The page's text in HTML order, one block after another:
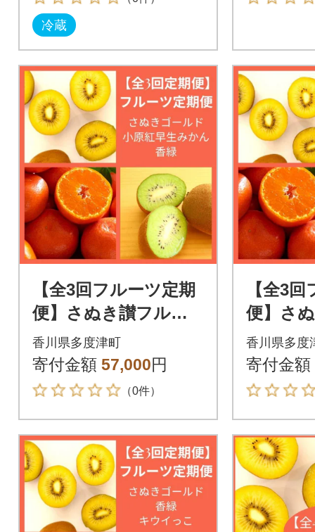
冷蔵
【全3回フルーツ定期
便】さぬき讃フルー
ツさぬきゴールドと
小原紅早生みかんと香
緑【D-13】
香川県多度津町
寄付金額 57,000円
（0件）
【全3
便】さ
と小原
とさぬ
【D-15】
香川県多度
寄付金額